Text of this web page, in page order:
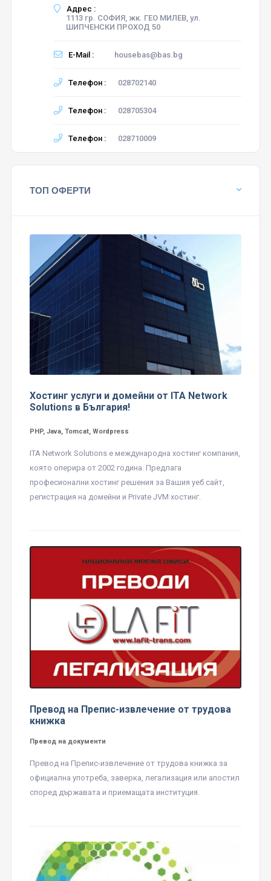
Адрес :
1113 гр. СОФИЯ, жк. ГЕО МИЛЕВ, ул.
ШИПЧЕНСКИ ПРОХОД 50
E-Mail : housebas@bas.bg
Телефон : 028702140
Телефон : 028705304
Телефон : 028710009
ТОП ОФЕРТИ
Хостинг услуги и домейни от ITA Network
Solutions в България!
PHP, Java, Tomcat, Wordpress
ITA Network Solutions е международна хостинг компания,
която оперира от 2002 година. Предлага
професионални хостинг решения за Вашия уеб сайт,
регистрация на домейни и Private JVM хостинг.
Превод на Препис-извлечение от трудова
книжка
Превод на документи
Превод на Препис-извлечение от трудова книжка за
официална употреба, заверка, легализация или апостил
според държавата и приемащата институция.